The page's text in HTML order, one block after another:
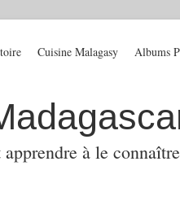
à le
Cuisine Malagasy Albums